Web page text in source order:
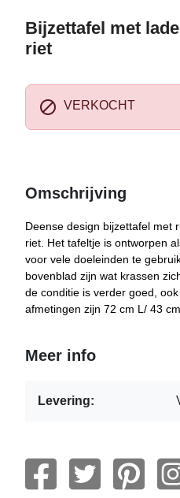
Bijzettafel met
riet
 VERKOCHT
Omschrijving
Deense design bijzettafel met
riet. Het tafeltje is ontworpen
voor vele doeleinden te
bovenblad zijn wat krassen
de conditie is verder goed,
afmetingen zijn 72 cm L/ 43
Meer info
Levering: